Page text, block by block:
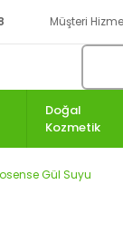
Müşteri
Doğal
Kozmetik
Gül Suyu